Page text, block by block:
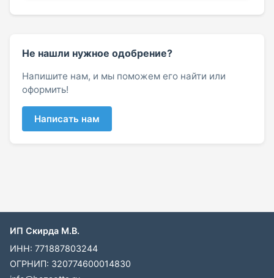
Не нашли нужное одобрение?
Напишите нам, и мы поможем его найти или
оформить!
Написать нам
ИП Скирда М.В.
ИНН: 771887803244
ОГРНИП: 320774600014830